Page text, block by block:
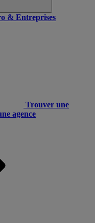
& Entreprises
Trouver une
agence